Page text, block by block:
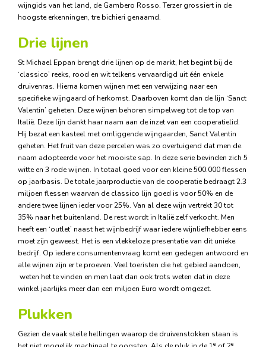
wijngids van het land, de Gambero Rosso. Terzer grossiert in de
hoogste erkenningen, tre bichieri genaamd.
Drie lijnen
St Michael Eppan brengt drie lijnen op de markt, het begint bij de
‘classico’ reeks, rood en wit telkens vervaardigd uit één enkele
druivenras. Hierna komen wijnen met een verwijzing naar een
specifieke wijngaard of herkomst. Daarboven komt dan de lijn ‘Sanct
Valentin’ geheten. Deze wijnen behoren simpelweg tot de top van
Italië. Deze lijn dankt haar naam aan de inzet van een cooperatielid.
Hij bezat een kasteel met omliggende wijngaarden, Sanct Valentin
geheten. Het fruit van deze percelen was zo overtuigend dat men de
naam adopteerde voor het mooiste sap. In deze serie bevinden zich 5
witte en 3 rode wijnen. In totaal goed voor een kleine 500.000 flessen
op jaarbasis. De totale jaarproductie van de cooperatie bedraagt 2.3
miljoen flessen waarvan de classico lijn goed is voor 50% en de
andere twee lijnen ieder voor 25%. Van al deze wijn vertrekt 30 tot
35% naar het buitenland. De rest wordt in Italië zelf verkocht. Men
heeft een ‘outlet’ naast het wijnbedrijf waar iedere wijnliefhebber eens
moet zijn geweest. Het is een vlekkeloze presentatie van dit unieke
bedrijf. Op iedere consumentenvraag komt een gedegen antwoord en
alle wijnen zijn er te proeven. Veel toeristen die het gebied aandoen,
weten het te vinden en men laat dan ook trots weten dat in deze
winkel jaarlijks meer dan een miljoen Euro wordt omgezet.
Plukken
Gezien de vaak steile hellingen waarop de druivenstokken staan is
e e